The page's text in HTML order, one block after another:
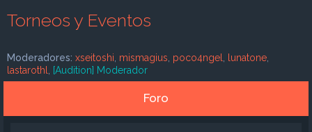
Torneos y Eventos
Moderadores: xseitoshi mismagius poco4ngel lunatone
lastarothl
[Audition] Moderador
Foro